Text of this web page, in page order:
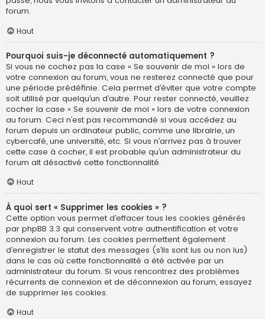
forum.
Haut
Pourquoi suis-je déconnecté automatiquement ?
Si vous ne cochez pas la case « Se souvenir de moi » lors de
votre connexion au forum, vous ne resterez connecté que pour
une période prédéfinie. Cela permet d’éviter que votre compte
soit utilisé par quelqu’un d’autre. Pour rester connecté, veuillez
cocher la case « Se souvenir de moi » lors de votre connexion
au forum. Ceci n’est pas recommandé si vous accédez au
forum depuis un ordinateur public, comme une librairie, un
cybercafé, une université, etc. Si vous n’arrivez pas à trouver
cette case à cocher, il est probable qu’un administrateur du
forum ait désactivé cette fonctionnalité.
Haut
À quoi sert « Supprimer les cookies » ?
Cette option vous permet d’effacer tous les cookies générés
par phpBB 3.3 qui conservent votre authentification et votre
connexion au forum. Les cookies permettent également
d’enregistrer le statut des messages (s’ils sont lus ou non lus)
dans le cas où cette fonctionnalité a été activée par un
administrateur du forum. Si vous rencontrez des problèmes
récurrents de connexion et de déconnexion au forum, essayez
de supprimer les cookies.
Haut